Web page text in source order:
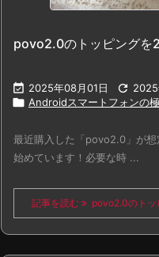
povo2.0のトッピングを
 2025年08月01日 
 Androidスマートフォンの
最近購入した「povo2.0」が
始めています！必要な時 ...
記事を読む povo2.0のトッ